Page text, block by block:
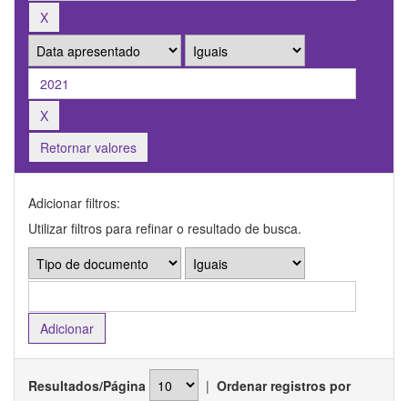
Retornar valores
Adicionar filtros:
Utilizar filtros para refinar o resultado de busca.
Resultados/Página | Ordenar registros por